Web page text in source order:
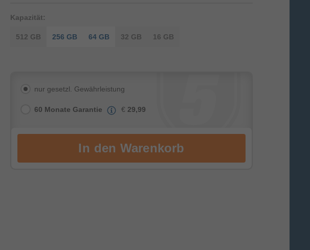
Kapazität:
512 GB 256 GB 64 GB 32 GB 16 GB
nur gesetzl. Gewährleistung
60 Monate Garantie € 29,99